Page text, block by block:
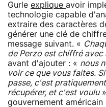
Gurle explique avoir
technologie capable
extraire des caractères
générer une clé de
message suivant. «
de Perzo est chiffré avec
avant d'ajouter : « nous
voir ce que vous faites.
passe, c'est
récupérer, et c'est voulu
gouvernement